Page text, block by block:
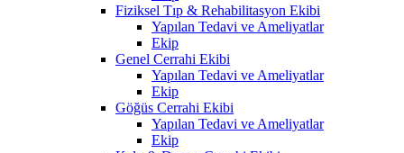
Fiziksel Tıp & Rehabilitasyon Ekibi
Yapılan Tedavi ve Ameliyatlar
Ekip
Genel Cerrahi Ekibi
Yapılan Tedavi ve Ameliyatlar
Ekip
Göğüs Cerrahi Ekibi
Yapılan Tedavi ve Ameliyatlar
Ekip